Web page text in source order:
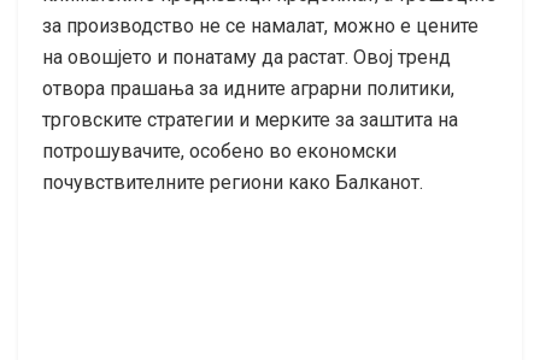
за производство не се намалат, можно е цените
на овошјето и понатаму да растат. Овој тренд
отвора прашања за идните аграрни политики,
трговските стратегии и мерките за заштита на
потрошувачите, особено во економски
почувствителните региони како Балканот.